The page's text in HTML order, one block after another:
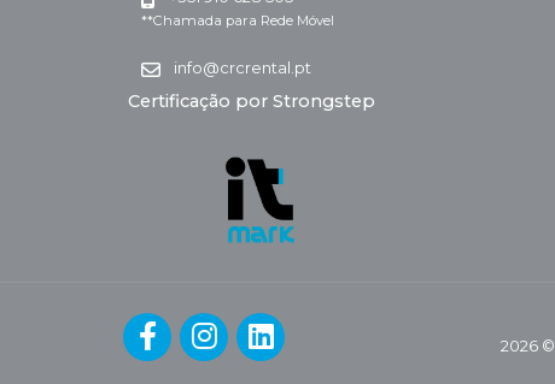
**Chamada para Rede Móvel
info@crcrental.pt
Certificação por Strongstep
2026